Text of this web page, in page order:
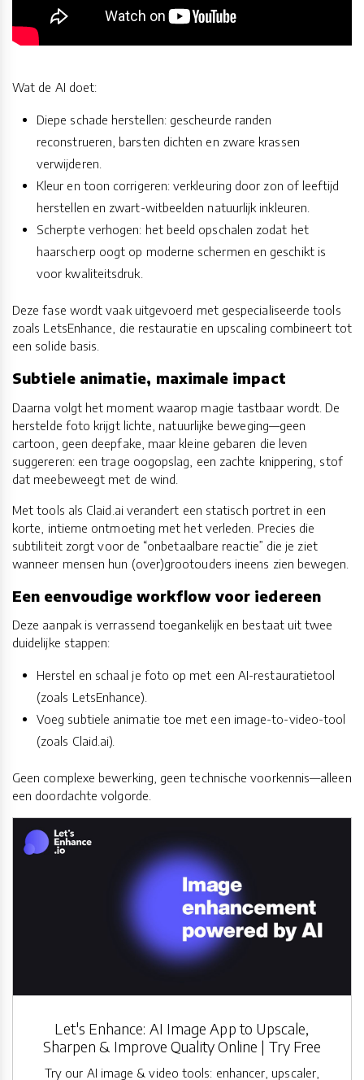
Wat de AI doet:
Diepe schade herstellen: gescheurde randen
reconstrueren, barsten dichten en zware krassen
verwijderen.
Kleur en toon corrigeren: verkleuring door zon of leeftijd
herstellen en zwart-witbeelden natuurlijk inkleuren.
Scherpte verhogen: het beeld opschalen zodat het
haarscherp oogt op moderne schermen en geschikt is
voor kwaliteitsdruk.
Deze fase wordt vaak uitgevoerd met gespecialiseerde tools
zoals LetsEnhance, die restauratie en upscaling combineert tot
een solide basis.
Subtiele animatie, maximale impact
Daarna volgt het moment waarop magie tastbaar wordt. De
herstelde foto krijgt lichte, natuurlijke beweging—geen
cartoon, geen deepfake, maar kleine gebaren die leven
suggereren: een trage oogopslag, een zachte knippering, stof
dat meebeweegt met de wind.
Met tools als Claid.ai verandert een statisch portret in een
korte, intieme ontmoeting met het verleden. Precies die
subtiliteit zorgt voor de “onbetaalbare reactie” die je ziet
wanneer mensen hun (over)grootouders ineens zien bewegen.
Een eenvoudige workflow voor iedereen
Deze aanpak is verrassend toegankelijk en bestaat uit twee
duidelijke stappen:
Herstel en schaal je foto op met een AI-restauratietool
(zoals LetsEnhance).
Voeg subtiele animatie toe met een image-to-video-tool
(zoals Claid.ai).
Geen complexe bewerking, geen technische voorkennis—alleen
een doordachte volgorde.
Let's Enhance: AI Image App to Upscale,
Sharpen & Improve Quality Online | Try Free
Try our AI image & video tools: enhancer, upscaler,